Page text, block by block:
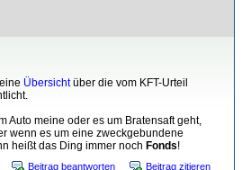
Übersichtüber die vom KFT-Urteil
Auto meine oder es um Bratensaft geht,
wenn es um eine zweckgebundene
heißt das Ding immer noch Fonds!
Beitrag beantworten Beitrag zitieren